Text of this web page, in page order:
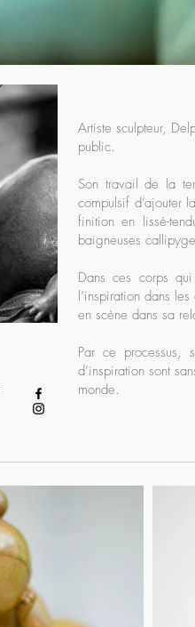
Artiste sculpteur,
public.
Son travail de la
compulsif d’ajouter
finition en lissé-
baigneuses
Dans ces corps
l’inspiration dans
en scène dans sa
Par ce processus,
d’inspiration sont
monde.